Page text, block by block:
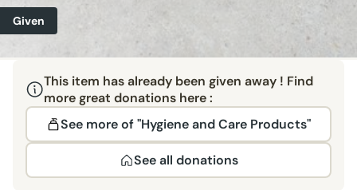
Given
This item has already been given away ! Find
more great donations here :
See more of "Hygiene and Care Products"
See all donations